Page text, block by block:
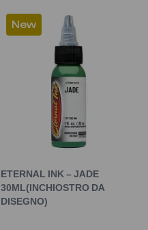
New
ETERNAL INK – JADE
30ML(INCHIOSTRO DA
DISEGNO)